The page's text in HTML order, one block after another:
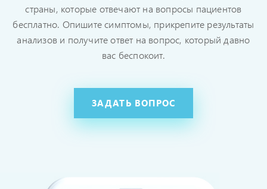
страны, которые отвечают на вопросы пациентов
бесплатно. Опишите симптомы, прикрепите результаты
анализов и получите ответ на вопрос, который давно
вас беспокоит.
ЗАДАТЬ ВОПРОС